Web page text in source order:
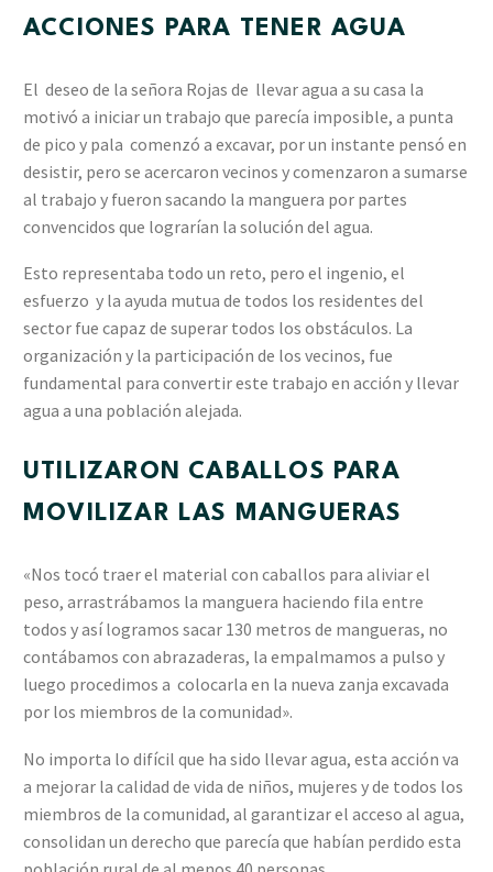
ACCIONES PARA TENER AGUA
El deseo de la señora Rojas de llevar agua a su casa la
motivó a iniciar un trabajo que parecía imposible, a punta
de pico y pala comenzó a excavar, por un instante pensó en
desistir, pero se acercaron vecinos y comenzaron a sumarse
al trabajo y fueron sacando la manguera por partes
convencidos que lograrían la solución del agua.
Esto representaba todo un reto, pero el ingenio, el
esfuerzo y la ayuda mutua de todos los residentes del
sector fue capaz de superar todos los obstáculos. La
organización y la participación de los vecinos, fue
fundamental para convertir este trabajo en acción y llevar
agua a una población alejada.
UTILIZARON CABALLOS PARA
MOVILIZAR LAS MANGUERAS
«Nos tocó traer el material con caballos para aliviar el
peso, arrastrábamos la manguera haciendo fila entre
todos y así logramos sacar 130 metros de mangueras, no
contábamos con abrazaderas, la empalmamos a pulso y
luego procedimos a colocarla en la nueva zanja excavada
por los miembros de la comunidad».
No importa lo difícil que ha sido llevar agua, esta acción va
a mejorar la calidad de vida de niños, mujeres y de todos los
miembros de la comunidad, al garantizar el acceso al agua,
consolidan un derecho que parecía que habían perdido esta